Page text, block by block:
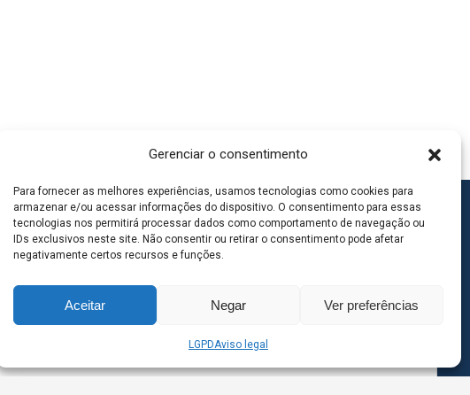
Gerenciar o consentimento
Para fornecer as melhores experiências, usamos tecnologias como cookies para
armazenar e/ou acessar informações do dispositivo. O consentimento para essas
tecnologias nos permitirá processar dados como comportamento de navegação ou
IDs exclusivos neste site. Não consentir ou retirar o consentimento pode afetar
negativamente certos recursos e funções.
Aceitar Negar Ver preferências
LGPDAviso legal